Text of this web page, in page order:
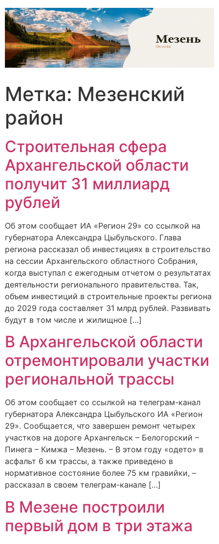
Перейти
содержимому
Метка: Мезенский
район
Строительная сфера
Архангельской области
получит 31 миллиард
рублей
Об этом сообщает ИА «Регион 29» со ссылкой на
губернатора Александра Цыбульского. Глава
региона рассказал об инвестициях в строительство
на сессии Архангельского областного Собрания,
когда выступал с ежегодным отчетом о результатах
деятельности регионального правительства. Так,
объем инвестиций в строительные проекты региона
до 2029 года составляет 31 млрд рублей. Развивать
будут в том числе и жилищное […]
В Архангельской области
отремонтировали участки
региональной трассы
Об этом сообщает со ссылкой на телеграм-канал
губернатора Александра Цыбульского ИА «Регион
29». Сообщается, что завершен ремонт четырех
участков на дороге Архангельск – Белогорский –
Пинега – Кимжа – Мезень. – В этом году «одето» в
асфальт 6 км трассы, а также приведено в
нормативное состояние более 75 км гравийки, –
рассказал в своем телеграм-канале […]
В Мезене построили
первый дом в три этажа